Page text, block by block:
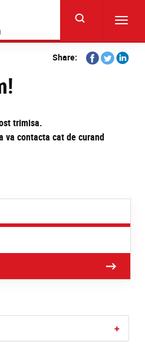
Share:
Share
on
Share
on
Share
trimisa.
va contacta cat de curand
+